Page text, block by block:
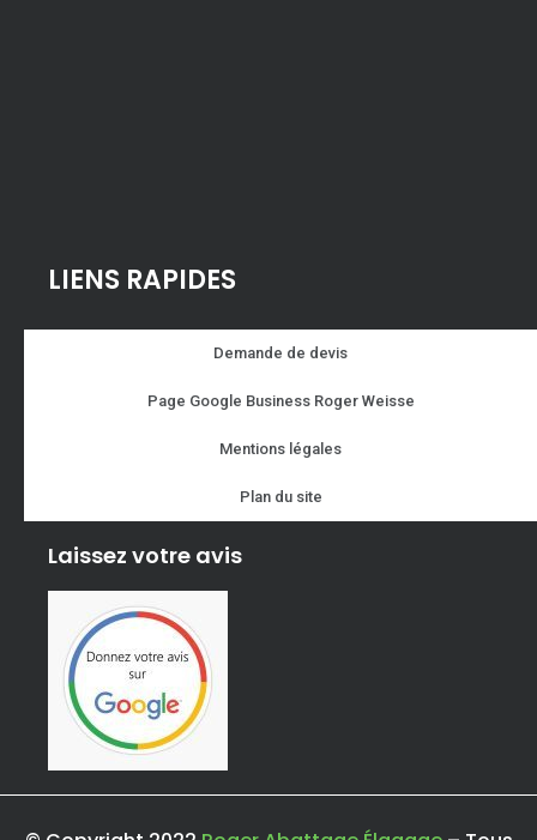
LIENS RAPIDES
Demande de devis
Page Google Business Roger Weisse
Mentions légales
Plan du site
Laissez votre avis